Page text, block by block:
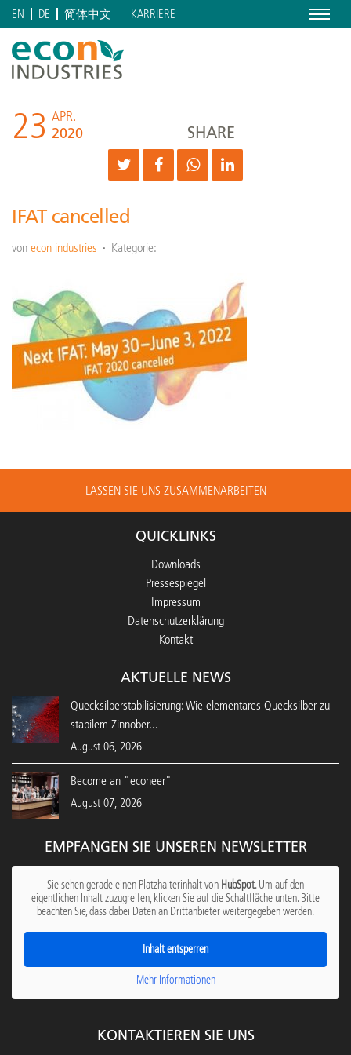
Menu
EN DE 简体中文 KARRIERE
23 APR.
2020 SHARE
IFAT cancelled
von econ industries Kategorie:
LASSEN SIE UNS ZUSAMMENARBEITEN
QUICKLINKS
Downloads
Pressespiegel
Impressum
Datenschutzerklärung
Kontakt
AKTUELLE NEWS
Quecksilberstabilisierung: Wie elementares Quecksilber zu
stabilem Zinnober...
August 06, 2026
Become an "econeer"
August 07, 2026
EMPFANGEN SIE UNSEREN NEWSLETTER
Sie sehen gerade einen Platzhalterinhalt von HubSpot. Um auf den
eigentlichen Inhalt zuzugreifen, klicken Sie auf die Schaltfläche unten. Bitte
beachten Sie, dass dabei Daten an Drittanbieter weitergegeben werden.
Inhalt entsperren
Mehr Informationen
KONTAKTIEREN SIE UNS